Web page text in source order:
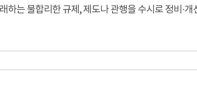
하는 불합리한 규제, 제도나 관행을 수시로 정비·